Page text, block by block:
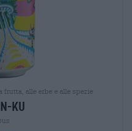
alle erbe e alle spezie
ku